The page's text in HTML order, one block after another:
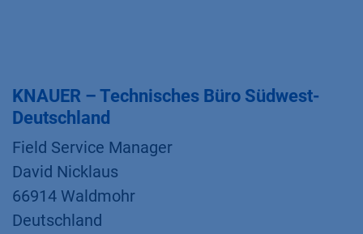
KNAUER – Technisches Büro Südwest-
Deutschland
Field Service Manager
David Nicklaus
66914 Waldmohr
Deutschland